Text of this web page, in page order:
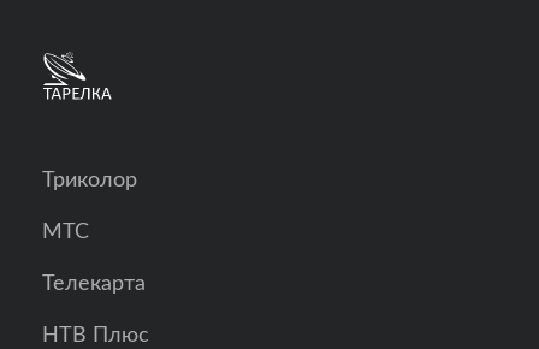
Триколор
МТС
Телекарта
НТВ Плюс